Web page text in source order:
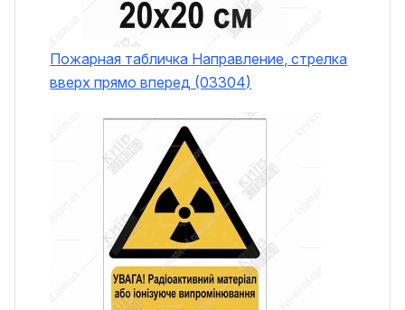
Пожарная табличка Направление, стрелка
вверх прямо вперед (03304)